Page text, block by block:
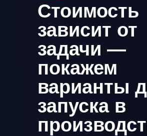
Стоимость
зависит от
задачи —
покажем
варианты
запуска в